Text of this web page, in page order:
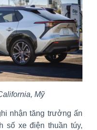
Mỹ
nhận tăng trưởng ấn
số xe điện thuần túy,